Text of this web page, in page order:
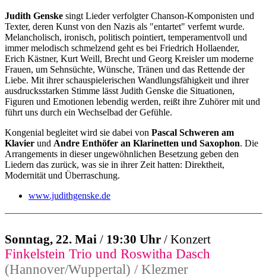
Judith Genske singt Lieder verfolgter Chanson-Komponisten und
Texter, deren Kunst von den Nazis als "entartet" verfemt wurde.
Melancholisch, ironisch, politisch pointiert, temperamentvoll und
immer melodisch schmelzend geht es bei Friedrich Hollaender,
Erich Kästner, Kurt Weill, Brecht und Georg Kreisler um moderne
Frauen, um Sehnsüchte, Wünsche, Tränen und das Rettende der
Liebe. Mit ihrer schauspielerischen Wandlungsfähigkeit und ihrer
ausdrucksstarken Stimme lässt Judith Genske die Situationen,
Figuren und Emotionen lebendig werden, reißt ihre Zuhörer mit und
führt uns durch ein Wechselbad der Gefühle.
Kongenial begleitet wird sie dabei von Pascal Schweren am
Klavier und Andre Enthöfer an Klarinetten und Saxophon. Die
Arrangements in dieser ungewöhnlichen Besetzung geben den
Liedern das zurück, was sie in ihrer Zeit hatten: Direktheit,
Modernität und Überraschung.
www.judithgenske.de
Sonntag, 22. Mai / 19:30 Uhr / Konzert
Finkelstein Trio und Roswitha Dasch
(Hannover/Wuppertal) / Klezmer